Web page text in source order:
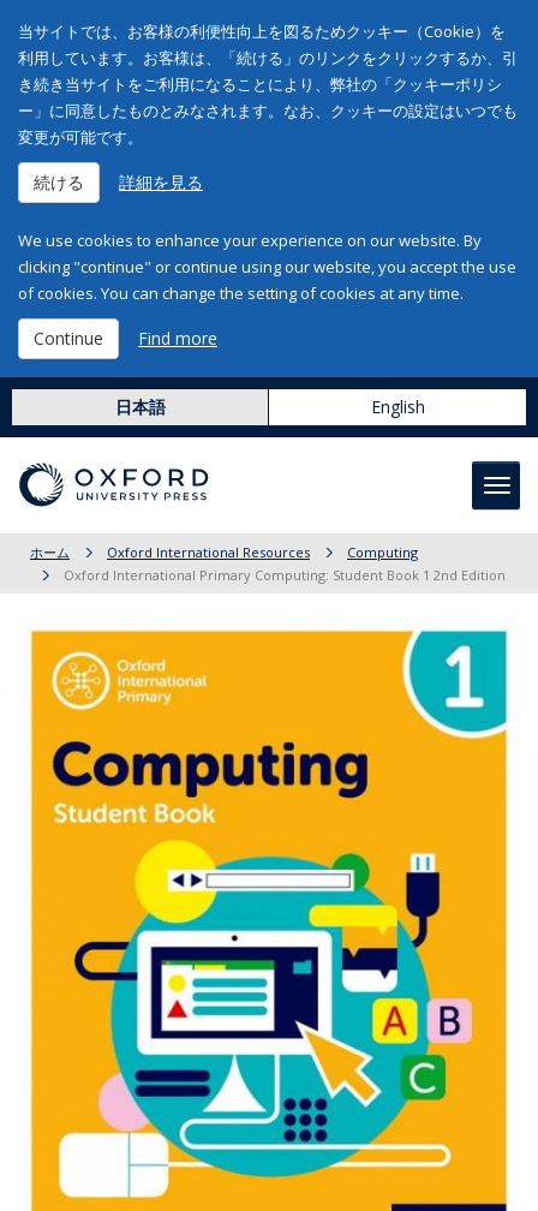
当サイトでは、お客様の利便性向上を図るためクッキー（Cookie）を
利用しています。お客様は、「続ける」のリンクをクリックするか、引
き続き当サイトをご利用になることにより、弊社の「クッキーポリシ
ー」に同意したものとみなされます。なお、クッキーの設定はいつでも
変更が可能です。
続ける 詳細を見る
We use cookies to enhance your experience on our website. By
clicking "continue" or continue using our website, you accept the use
of cookies. You can change the setting of cookies at any time.
Continue Find more
日本語 English
ホーム Oxford International Resources
Computing
Oxford International Primary Computing: Student Book 1 2nd Edition